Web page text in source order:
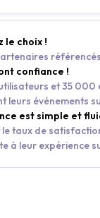
le choix !
confiance !
et 35 000
leurs événements
est simple et
le taux de
à leur expérience